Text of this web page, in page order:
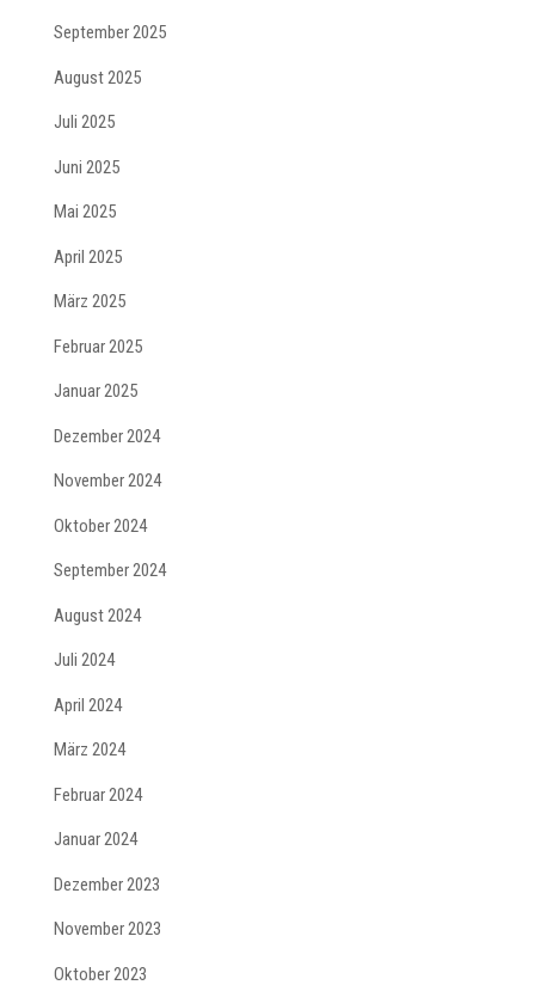
September 2025
August 2025
Juli 2025
Juni 2025
Mai 2025
April 2025
März 2025
Februar 2025
Januar 2025
Dezember 2024
November 2024
Oktober 2024
September 2024
August 2024
Juli 2024
April 2024
März 2024
Februar 2024
Januar 2024
Dezember 2023
November 2023
Oktober 2023